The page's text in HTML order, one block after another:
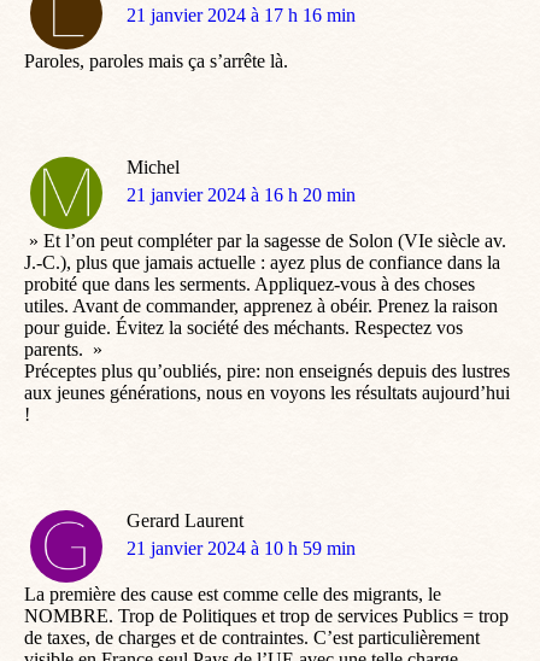
dit
21 janvier 2024 à 17 h 16 min
Paroles, paroles mais ça s’arrête là.
Michel
dit
21 janvier 2024 à 16 h 20 min
» Et l’on peut compléter par la sagesse de Solon (VIe siècle av.
J.-C.), plus que jamais actuelle : ayez plus de confiance dans la
probité que dans les serments. Appliquez-vous à des choses
utiles. Avant de commander, apprenez à obéir. Prenez la raison
pour guide. Évitez la société des méchants. Respectez vos
parents. »
Préceptes plus qu’oubliés, pire: non enseignés depuis des lustres
aux jeunes générations, nous en voyons les résultats aujourd’hui
!
Gerard Laurent
dit
21 janvier 2024 à 10 h 59 min
La première des cause est comme celle des migrants, le
NOMBRE. Trop de Politiques et trop de services Publics = trop
de taxes, de charges et de contraintes. C’est particulièrement